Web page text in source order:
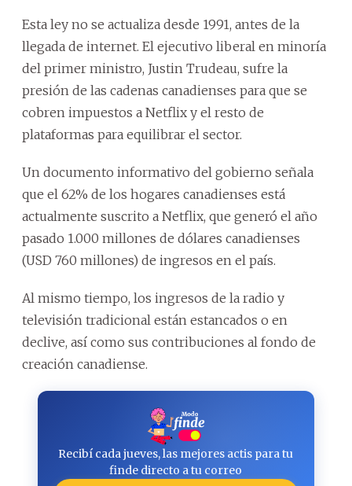
Esta ley no se actualiza desde 1991, antes de la
llegada de internet. El ejecutivo liberal en minoría
del primer ministro, Justin Trudeau, sufre la
presión de las cadenas canadienses para que se
cobren impuestos a Netflix y el resto de
plataformas para equilibrar el sector.
Un documento informativo del gobierno señala
que el 62% de los hogares canadienses está
actualmente suscrito a Netflix, que generó el año
pasado 1.000 millones de dólares canadienses
(USD 760 millones) de ingresos en el país.
Al mismo tiempo, los ingresos de la radio y
televisión tradicional están estancados o en
declive, así como sus contribuciones al fondo de
creación canadiense.
Recibí cada jueves, las mejores actis para tu
finde directo a tu correo